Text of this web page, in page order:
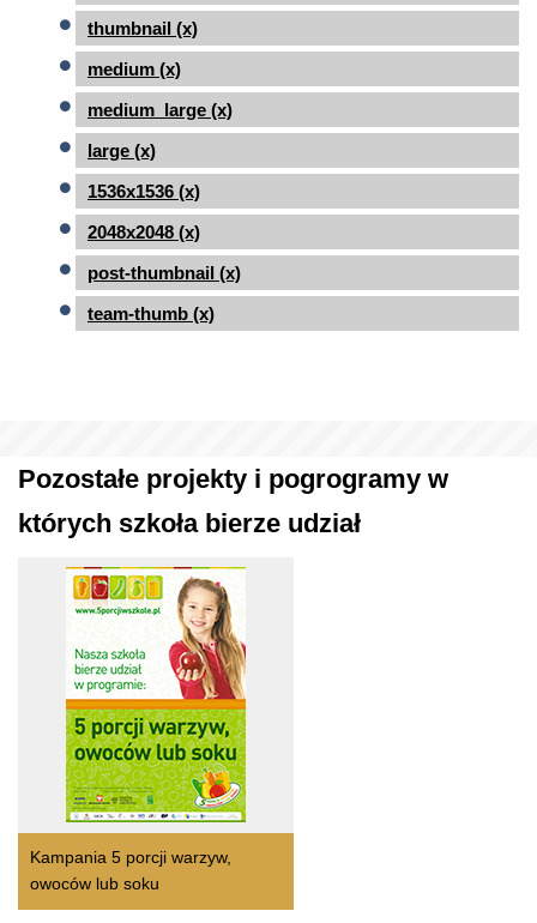
thumbnail (x)
medium (x)
medium_large (x)
large (x)
1536x1536 (x)
2048x2048 (x)
post-thumbnail (x)
team-thumb (x)
Pozostałe projekty i pogrogramy w
których szkoła bierze udział
Kampania 5 porcji warzyw,
owoców lub soku